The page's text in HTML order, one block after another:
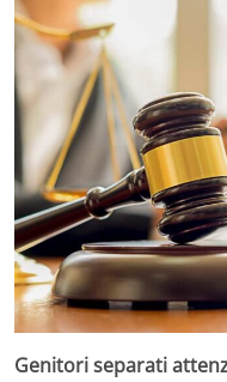
Genitori separati